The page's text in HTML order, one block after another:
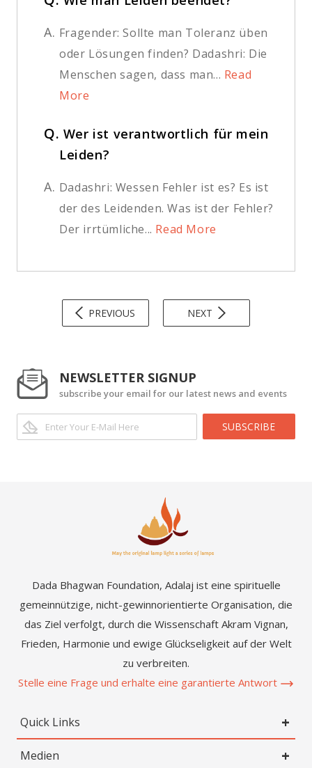
A. Fragender: Sollte man Toleranz üben
oder Lösungen finden? Dadashri: Die
Menschen sagen, dass man... Read
More
Q. Wer ist verantwortlich für mein
Leiden?
A. Dadashri: Wessen Fehler ist es? Es ist
der des Leidenden. Was ist der Fehler?
Der irrtümliche... Read More
PREVIOUS NEXT
NEWSLETTER SIGNUP
subscribe your email for our latest news and events
SUBSCRIBE
Dada Bhagwan Foundation, Adalaj ist eine spirituelle
gemeinnützige, nicht-gewinnorientierte Organisation, die
das Ziel verfolgt, durch die Wissenschaft Akram Vignan,
Frieden, Harmonie und ewige Glückseligkeit auf der Welt
zu verbreiten.
Stelle eine Frage und erhalte eine garantierte Antwort
Quick Links
Medien